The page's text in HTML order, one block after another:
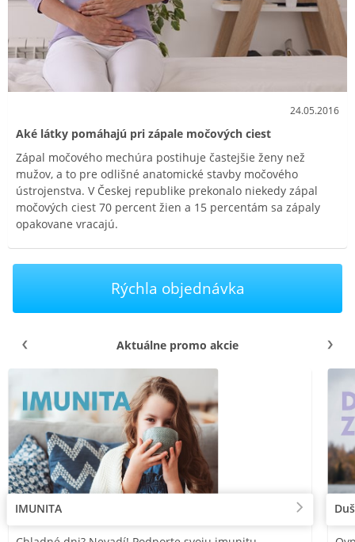
24.05.2016
Aké látky pomáhajú pri zápale močových ciest
Zápal močového mechúra postihuje častejšie ženy než
mužov, a to pre odlišné anatomické stavby močového
ústrojenstva. V Českej republike prekonalo niekedy zápal
močových ciest 70 percent žien a 15 percentám sa zápaly
opakovane vracajú.
Rýchla objednávka
Aktuálne promo akcie
IMUNITA